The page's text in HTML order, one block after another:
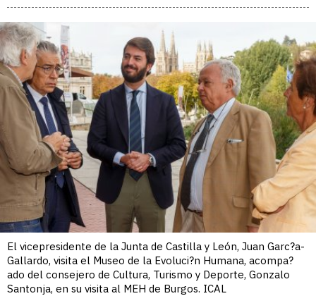
El vicepresidente de la Junta de Castilla y León, Juan Garc?a-
Gallardo, visita el Museo de la Evoluci?n Humana, acompa?
ado del consejero de Cultura, Turismo y Deporte, Gonzalo
Santonja, en su visita al MEH de Burgos. ICAL